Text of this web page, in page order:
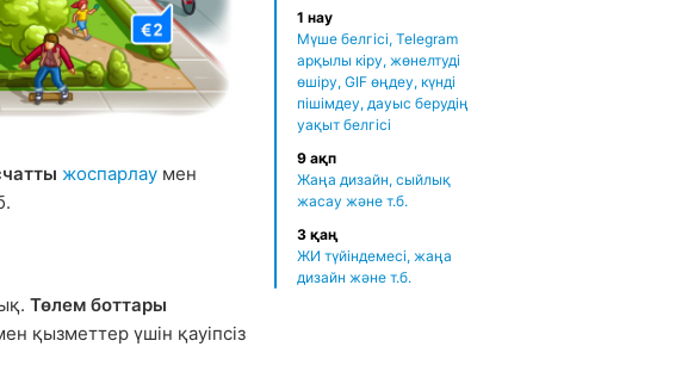
1 нау
Мүше белгісі, Telegram
арқылы кіру, жөнелтуді
өшіру, GIF өңдеу, күнді
пішімдеу, дауыс берудің
уақыт белгісі
9 ақп
Жаңа дизайн, сыйлық
жасау және т.б.
3 қаң
ЖИ түйіндемесі, жаңа
дизайн және т.б.
жоспарлау мен
Төлем боттары
қызметтер үшін қауіпсіз